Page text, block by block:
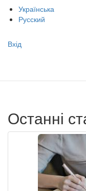
Українська
Русский
Меню
записи
Вхід
Останні